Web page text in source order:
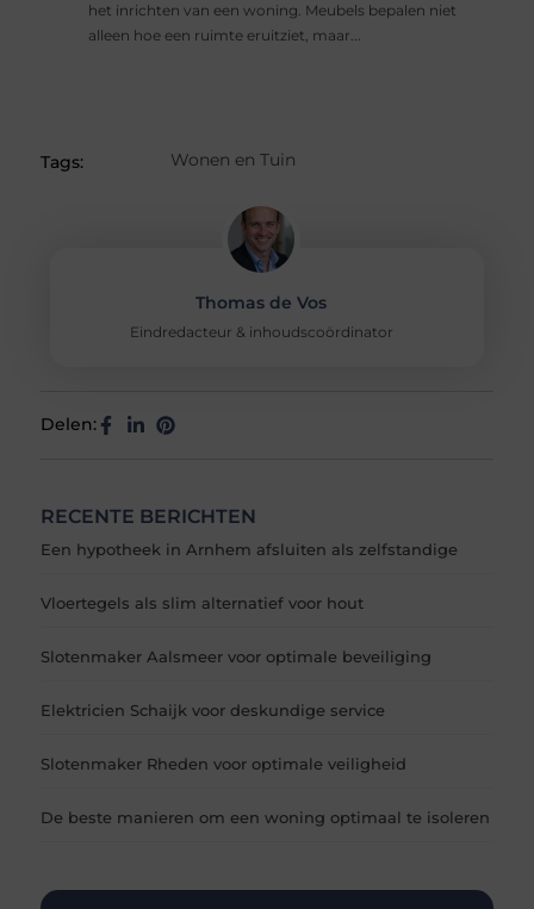
het inrichten van een woning. Meubels bepalen niet
alleen hoe een ruimte eruitziet, maar...
Tags: Wonen en Tuin
Thomas de Vos
Eindredacteur & inhoudscoördinator
Delen:
RECENTE BERICHTEN
Een hypotheek in Arnhem afsluiten als zelfstandige
Vloertegels als slim alternatief voor hout
Slotenmaker Aalsmeer voor optimale beveiliging
Elektricien Schaijk voor deskundige service
Slotenmaker Rheden voor optimale veiligheid
De beste manieren om een woning optimaal te isoleren